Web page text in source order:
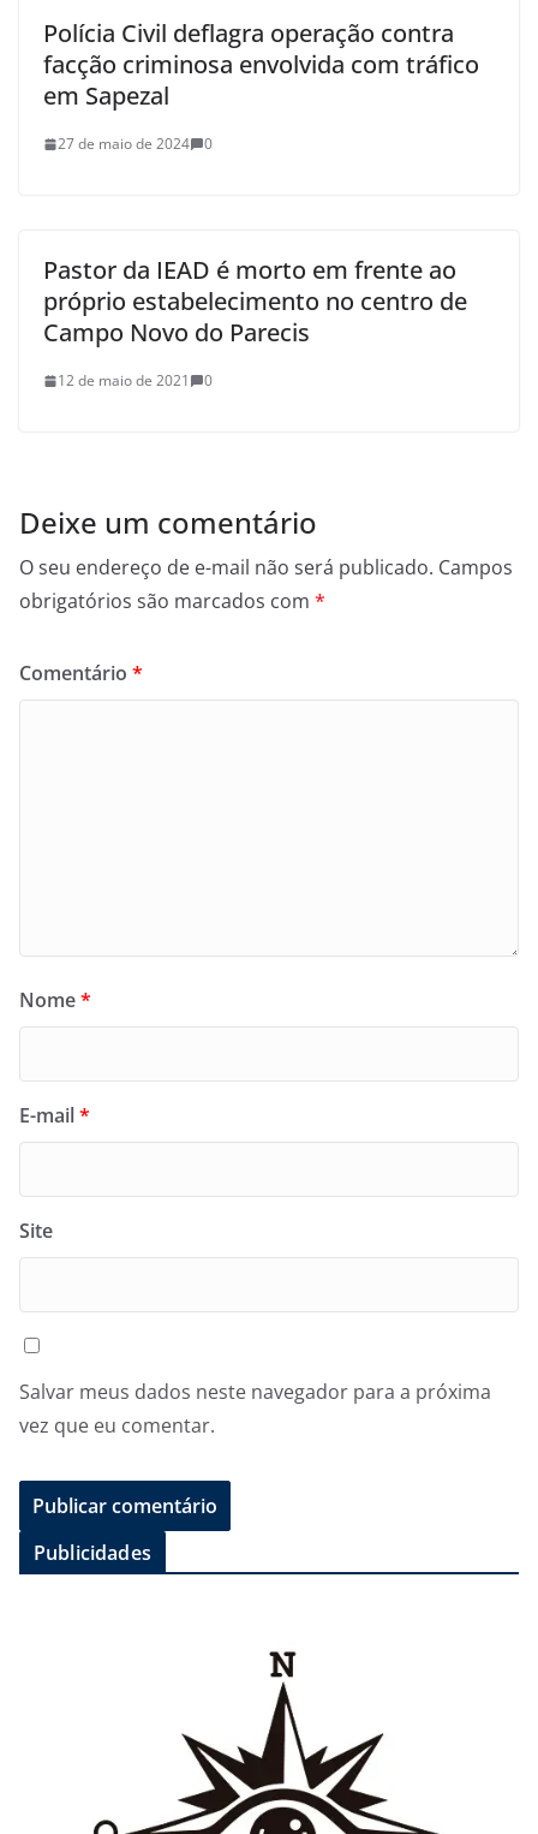
Polícia Civil deflagra operação contra
facção criminosa envolvida com tráfico
em Sapezal
27 de maio de 2024 0
Pastor da IEAD é morto em frente ao
próprio estabelecimento no centro de
Campo Novo do Parecis
12 de maio de 2021 0
Deixe um comentário
O seu endereço de e-mail não será publicado. Campos
obrigatórios são marcados com *
Comentário *
Nome*
E-mail*
Site
Salvar meus dados neste navegador para a próxima
vez que eu comentar.
Publicidades